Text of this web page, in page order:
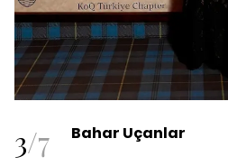
3/7 Bahar Uçanlar